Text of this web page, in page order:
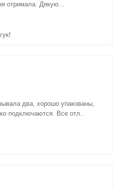
отримала. Дякую...
два, хорошо упакованы,
подключаются. Все отл..